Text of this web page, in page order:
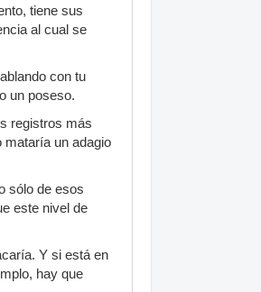
tiene sus
al cual se
con tu
un poseso.
registros más
mataría un adagio
sólo de esos
este nivel de
Y si está en
hay que